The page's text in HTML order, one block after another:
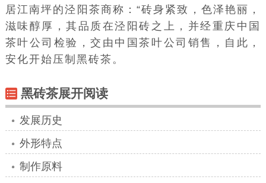
居江南坪的泾阳茶商称：“砖身紧致，色泽艳丽，
滋味醇厚，其品质在泾阳砖之上，并经重庆 中国
茶叶公司 检验，交由中国茶叶公司销售，自此，
安化开始压制黑砖茶。
黑砖茶展开阅读
发展历史
外形特点
制作原料